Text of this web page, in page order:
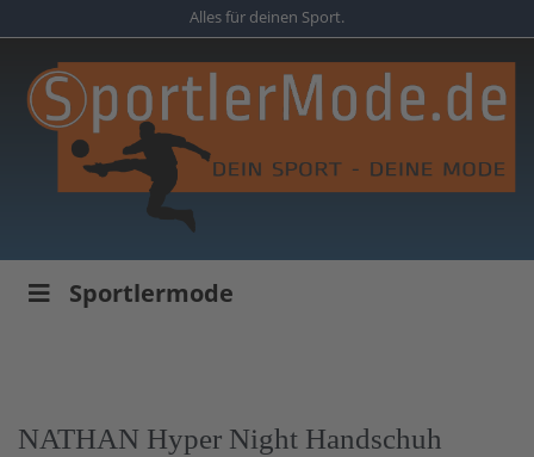
to
content
Alles für deinen Sport.
Sportlermode
NATHAN Hyper Night Handschuh